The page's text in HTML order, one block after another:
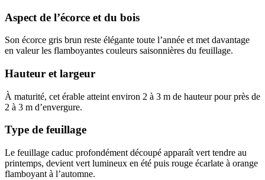
Aspect de l’écorce et du bois
Son écorce gris brun reste élégante toute l’année et met davantage
en valeur les flamboyantes couleurs saisonnières du feuillage.
Hauteur et largeur
À maturité, cet érable atteint environ 2 à 3 m de hauteur pour près de
2 à 3 m d’envergure.
Type de feuillage
Le feuillage caduc profondément découpé apparaît vert tendre au
printemps, devient vert lumineux en été puis rouge écarlate à orange
flamboyant à l’automne.